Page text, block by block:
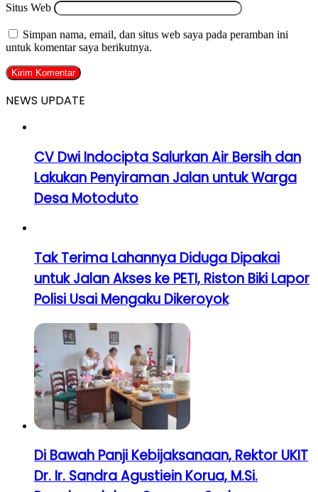
Situs Web
Simpan nama, email, dan situs web saya pada peramban ini
untuk komentar saya berikutnya.
NEWS UPDATE
CV Dwi Indocipta Salurkan Air Bersih dan
Lakukan Penyiraman Jalan untuk Warga
Desa Motoduto
Tak Terima Lahannya Diduga Dipakai
untuk Jalan Akses ke PETI, Riston Biki Lapor
Polisi Usai Mengaku Dikeroyok
Di Bawah Panji Kebijaksanaan, Rektor UKIT
Dr. Ir. Sandra Agustiein Korua, M.Si.